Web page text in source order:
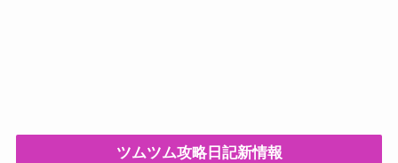
ツムツム攻略日記新情報